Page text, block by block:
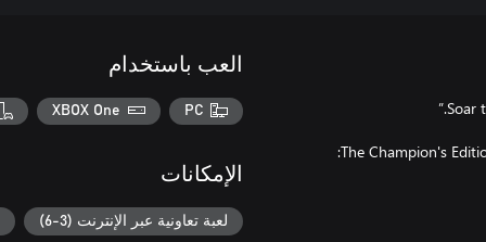
العب باستخدام
PC
XBOX One
الإمكانات
لعبة تعاونية عبر الإنترنت (3-6)